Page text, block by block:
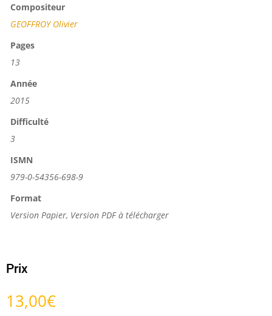
Compositeur
GEOFFROY Olivier
Pages
13
Année
2015
Difficulté
3
ISMN
979-0-54356-698-9
Format
Version Papier, Version PDF à télécharger
Prix
13,00€